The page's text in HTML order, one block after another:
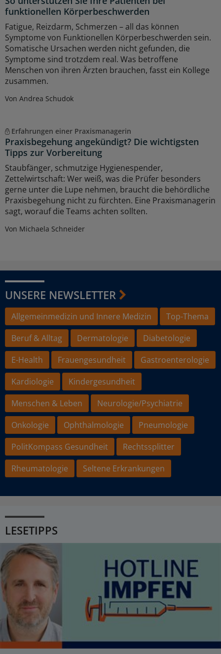
funktionellen Körperbeschwerden
Fatigue, Reizdarm, Schmerzen – all das können
Symptome von Funktionellen Körperbeschwerden sein.
Somatische Ursachen werden nicht gefunden, die
Symptome sind trotzdem real. Was betroffene
Menschen von ihren Ärzten brauchen, fasst ein Kollege
zusammen.
Von Andrea Schudok
Erfahrungen einer Praxismanagerin
Praxisbegehung angekündigt? Die wichtigsten
Tipps zur Vorbereitung
Staubfänger, schmutzige Hygienespender,
Zettelwirtschaft: Wer weiß, was die Prüfer besonders
gerne unter die Lupe nehmen, braucht die behördliche
Praxisbegehung nicht zu fürchten. Eine Praxismanagerin
sagt, worauf die Teams achten sollten.
Von Michaela Schneider
UNSERE NEWSLETTER
Allgemeinmedizin und Innere Medizin
Top-Thema
Beruf & Alltag
Dermatologie
Diabetologie
E-Health
Frauengesundheit
Gastroenterologie
Kardiologie
Kindergesundheit
Menschen & Leben
Neurologie/Psychiatrie
Onkologie
Ophthalmologie
Pneumologie
PolitKompass Gesundheit
Rechtssplitter
Rheumatologie
Seltene Erkrankungen
LESETIPPS